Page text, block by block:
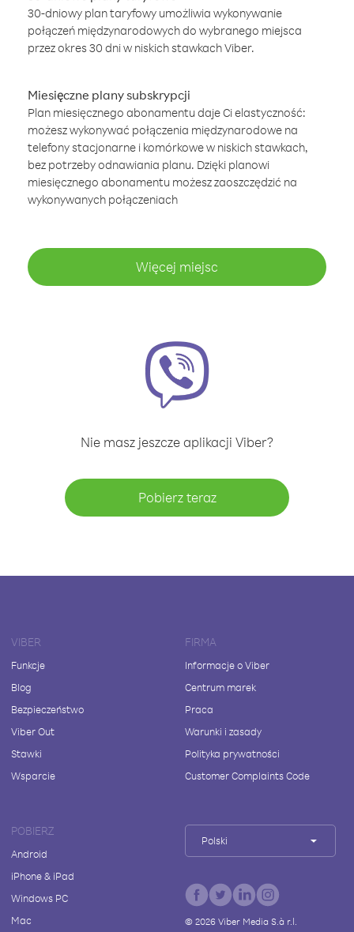
30-dniowy plan taryfowy umożliwia wykonywanie
połączeń międzynarodowych do wybranego miejsca
przez okres 30 dni w niskich stawkach Viber.
Miesięczne plany subskrypcji
Plan miesięcznego abonamentu daje Ci elastyczność:
możesz wykonywać połączenia międzynarodowe na
telefony stacjonarne i komórkowe w niskich stawkach,
bez potrzeby odnawiania planu. Dzięki planowi
miesięcznego abonamentu możesz zaoszczędzić na
wykonywanych połączeniach
Więcej miejsc
Nie masz jeszcze aplikacji Viber?
Pobierz teraz
VIBER
Funkcje
Blog
Bezpieczeństwo
Viber Out
Stawki
Wsparcie
FIRMA
Informacje o Viber
Centrum marek
Praca
Warunki i zasady
Polityka prywatności
Customer Complaints Code
POBIERZ
Android
iPhone & iPad
Windows PC
Mac
Polski
© 2026Viber Media S.à r.l.